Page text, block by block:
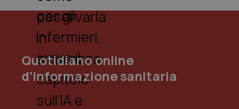
Quotidiano online
d'informazione sanitaria